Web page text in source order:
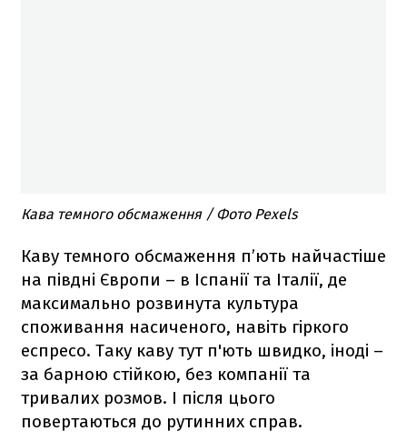
Кава темного обсмаження / Фото Pexels
Каву темного обсмаження п’ють найчастіше
на півдні Європи – в Іспанії та Італії, де
максимально розвинута культура
споживання насиченого, навіть гіркого
еспресо. Таку каву тут п'ють швидко, іноді –
за барною стійкою, без компанії та
тривалих розмов. І після цього
повертаються до рутинних справ.